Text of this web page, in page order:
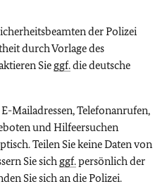
der Polizei
durch Vorlage des
Sie ggf.die deutsche
Mailadressen, Telefonanrufen,
und Hilfeersuchen
Teilen Sie keine Daten von
Sie sich ggf.persönlich der
Sie sich an die Polizei.